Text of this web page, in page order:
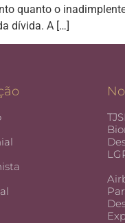
quanto o
dívida. A […]